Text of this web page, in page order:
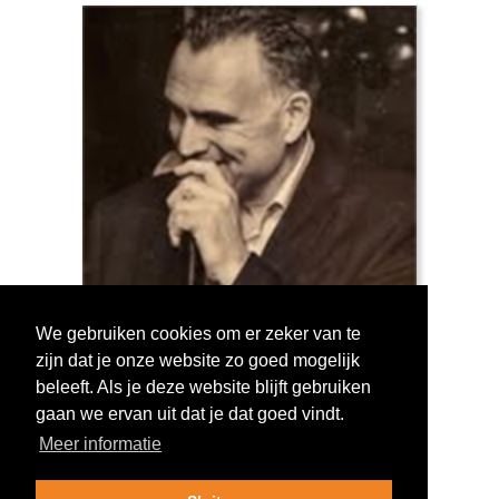
Log in om te stemmen!
We gebruiken cookies om er zeker van te
zijn dat je onze website zo goed mogelijk
beleeft. Als je deze website blijft gebruiken
gaan we ervan uit dat je dat goed vindt.
Meer informatie